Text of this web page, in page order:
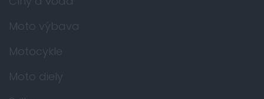
Moto výbava
Motocykle
Moto diely